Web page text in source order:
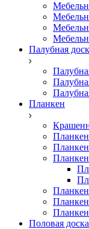
Палубная
Планкен
Планкен
Половая доска